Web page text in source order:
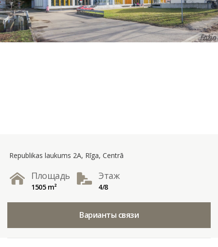
Republikas laukums 2A, Rīga, Centrā
Площадь
1505 m²
Этаж
4/8
Варианты связи